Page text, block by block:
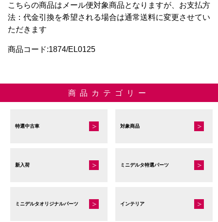
こちらの商品はメール便対象商品となりますが、お支払方
法：代金引換を希望される場合は通常送料に変更させてい
ただきます
商品コード:1874/EL0125
商品カテゴリー
特選中古車 対象商品
新入荷 ミニデルタ特選パーツ
ミニデルタオリジナルパーツ インテリア